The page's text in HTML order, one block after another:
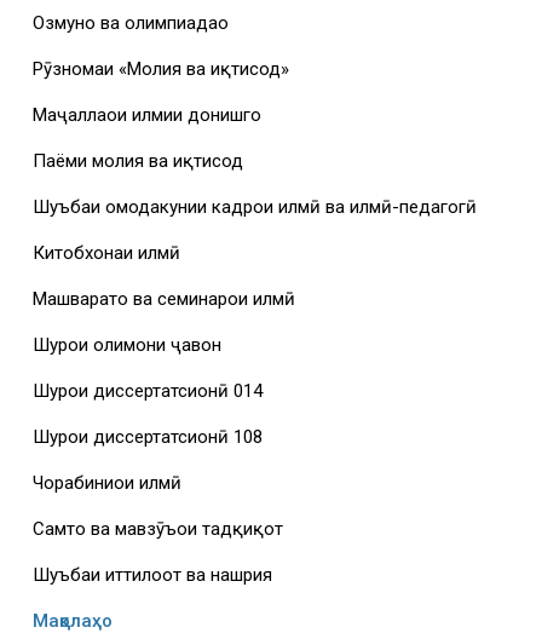
Озмунҳо ва олимпиадаҳо
Рӯзномаи «Молия ва иқтисод»
Маҷаллаҳои илмии донишгоҳ
Паёми молия ва иқтисод
Шуъбаи омодакунии кадрҳои илмӣ ва илмӣ-педагогӣ
Китобхонаи илмӣ
Машваратҳо ва семинарҳои илмӣ
Шурои олимони ҷавон
Шурои диссертатсионӣ 014
Шурои диссертатсионӣ 108
Чорабиниҳои илмӣ
Самтҳо ва мавзӯъҳои тадқиқот
Шуъбаи иттилоот ва нашрия
Мақолаҳо